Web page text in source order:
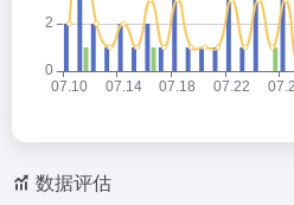
数据评估